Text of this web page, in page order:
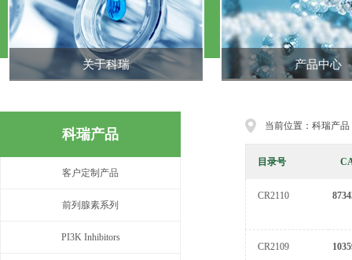
关于科瑞 产品中心
科瑞产品
客户定制产品
前列腺素系列
PI3K Inhibitors
当前位置：科瑞产品
目录号
CR2110
CR2109